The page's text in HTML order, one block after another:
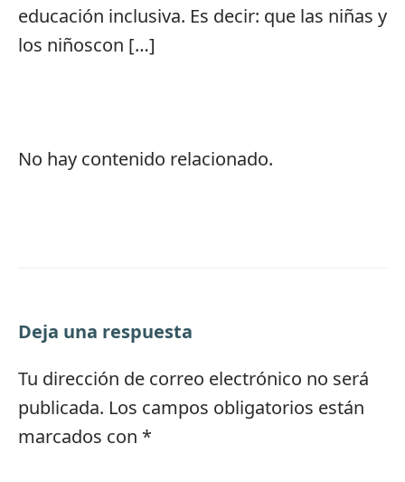
educación inclusiva. Es decir: que las niñas y
los niñoscon […]
No hay contenido relacionado.
Deja una respuesta
Tu dirección de correo electrónico no será
publicada. Los campos obligatorios están
marcados con *